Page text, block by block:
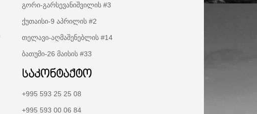
გორი-გარსევანიშვილის #3
ქუთაისი-9 აპრილის #2
თელავი-აღმაშენებლის #14
ბათუმი-26 მაისის #33
საკონტაქტო
+995 593 25 25 08
+995 593 00 06 84